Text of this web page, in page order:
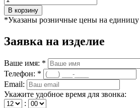
В корзину
*Указаны розничные цены на
Заявка на изделие
Ваше имя: *
Телефон: *
Email:
Укажите удобное время для звонка:
: